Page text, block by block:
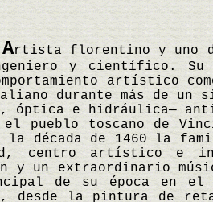
Artista florentino y uno
y científico. Su
artístico
durante más de un
óptica e hidráulica—
el pueblo toscano de
la década de 1460 la
centro artístico e
y un extraordinario
de su época en el
desde la pintura de